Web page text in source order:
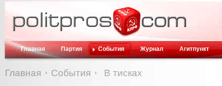
Главная Партия События Журнал Агитпункт
Главная События В тисках